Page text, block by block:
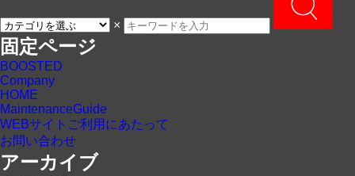
Maintenance Guide
Contact
×
固定ページ
BOOSTED
Company
HOME
MaintenanceGuide
WEBサイトご利用にあたって
お問い合わせ
アーカイブ